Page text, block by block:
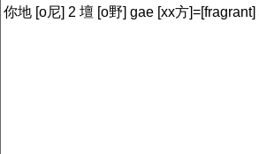
你地 [o尼] 2 壇 [o野] gae [xx方